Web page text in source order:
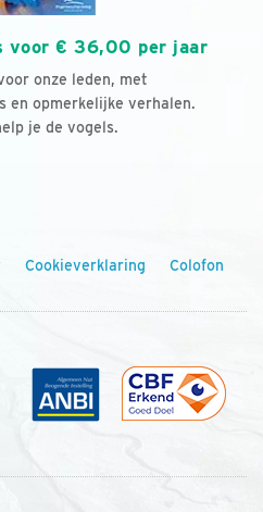
voor € 36,00 per jaar
onze leden, met
en opmerkelijke verhalen.
je de vogels.
Cookieverklaring Colofon